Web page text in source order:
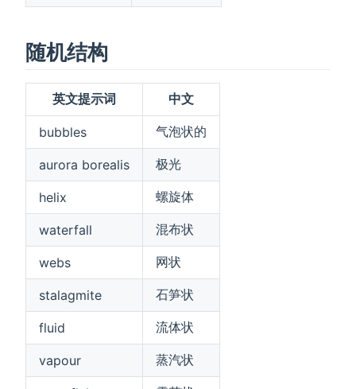
随机结构
英文提示词 中文
bubbles 气泡状的
aurora borealis 极光
helix 螺旋体
waterfall 混布状
webs 网状
stalagmite 石笋状
fluid 流体状
vapour 蒸汽状